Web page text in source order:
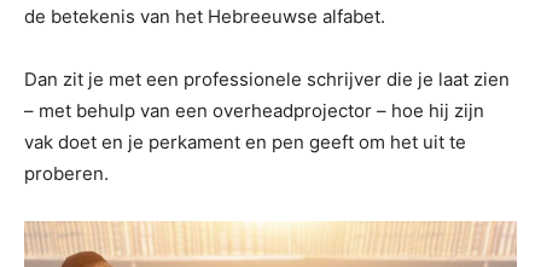
de betekenis van het Hebreeuwse alfabet.
Dan zit je met een professionele schrijver die je laat zien
– met behulp van een overheadprojector – hoe hij zijn
vak doet en je perkament en pen geeft om het uit te
proberen.